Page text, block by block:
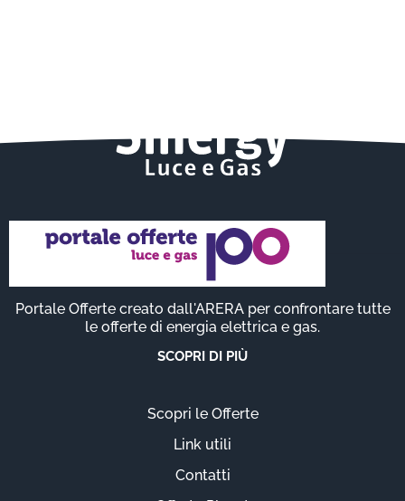
Portale Offerte creato dall'ARERA per confrontare tutte
le offerte di energia elettrica e gas.
SCOPRI DI PIÙ
Scopri le Offerte
Link utili
Contatti